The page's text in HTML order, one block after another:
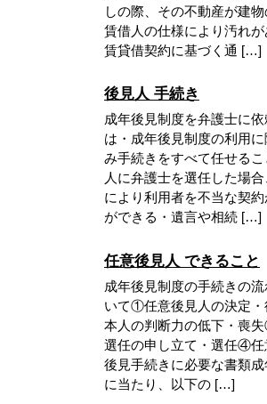
しの際、その不動産が建物
賃借人の仕様により汚れが
賃貸借契約に基づく通 […]
後見人 手続き
成年後見制度を弁護士に
は・成年後見制度の利用
み手続きをすべて任せる
人に弁護士を選任した場
により利用者を不当な契
ができる・遺言や相続 […]
任意後見人 できること
成年後見制度の手続きの
いて①任意後見人の決定
本人の判断力の低下・喪
選任の申し立て・選任④
後見手続きに必要な書類
に当たり、以下の […]